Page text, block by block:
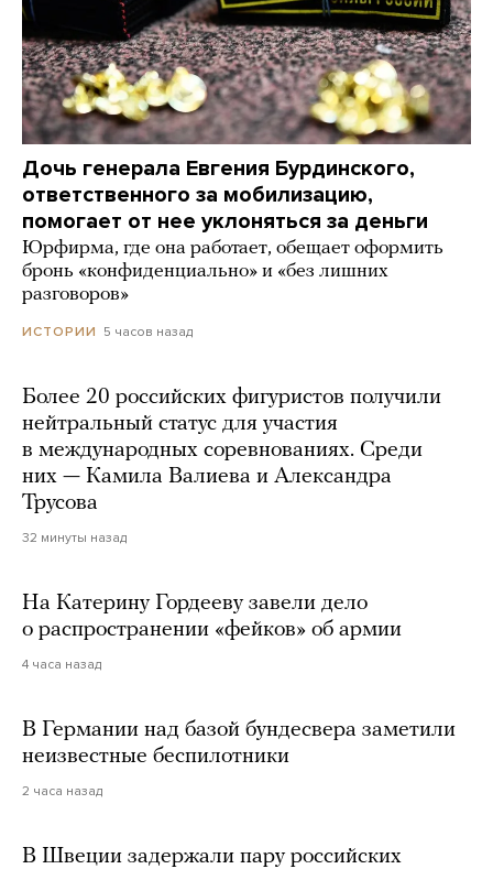
Дочь генерала Евгения Бурдинского,
ответственного за мобилизацию,
помогает от нее уклоняться за деньги
Юрфирма, где она работает, обещает оформить
бронь «конфиденциально» и «без лишних
разговоров»
ИСТОРИИ 5 часов назад
Более 20 российских фигуристов получили
нейтральный статус для участия
в международных соревнованиях. Среди
них — Камила Валиева и Александра
Трусова
32 минуты назад
На Катерину Гордееву завели дело
о распространении «фейков» об армии
4 часа назад
В Германии над базой бундесвера заметили
неизвестные беспилотники
2 часа назад
В Швеции задержали пару российских